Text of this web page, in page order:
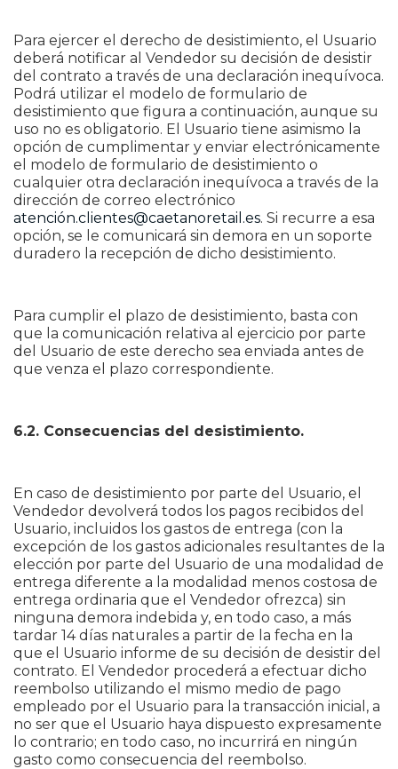
Para ejercer el derecho de desistimiento, el Usuario
deberá notificar al Vendedor su decisión de desistir
del contrato a través de una declaración inequívoca.
Podrá utilizar el modelo de formulario de
desistimiento que figura a continuación, aunque su
uso no es obligatorio. El Usuario tiene asimismo la
opción de cumplimentar y enviar electrónicamente
el modelo de formulario de desistimiento o
cualquier otra declaración inequívoca a través de la
dirección de correo electrónico
atención.clientes@caetanoretail.es. Si recurre a esa
opción, se le comunicará sin demora en un soporte
duradero la recepción de dicho desistimiento.
Para cumplir el plazo de desistimiento, basta con
que la comunicación relativa al ejercicio por parte
del Usuario de este derecho sea enviada antes de
que venza el plazo correspondiente.
6.2. Consecuencias del desistimiento.
En caso de desistimiento por parte del Usuario, el
Vendedor devolverá todos los pagos recibidos del
Usuario, incluidos los gastos de entrega (con la
excepción de los gastos adicionales resultantes de la
elección por parte del Usuario de una modalidad de
entrega diferente a la modalidad menos costosa de
entrega ordinaria que el Vendedor ofrezca) sin
ninguna demora indebida y, en todo caso, a más
tardar 14 días naturales a partir de la fecha en la
que el Usuario informe de su decisión de desistir del
contrato. El Vendedor procederá a efectuar dicho
reembolso utilizando el mismo medio de pago
empleado por el Usuario para la transacción inicial, a
no ser que el Usuario haya dispuesto expresamente
lo contrario; en todo caso, no incurrirá en ningún
gasto como consecuencia del reembolso.